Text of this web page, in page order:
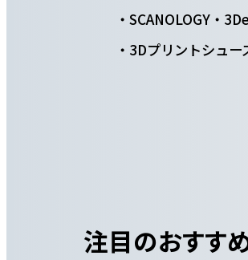
SCANOLOGY・
3Dプリントシュー
注目のおすす